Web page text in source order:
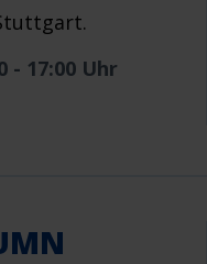
- 17:00 Uhr